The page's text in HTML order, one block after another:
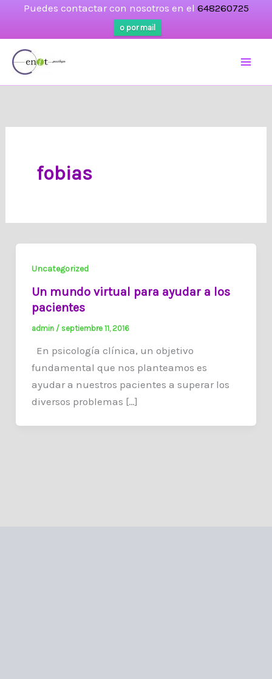
Puedes contactar con nosotros en el 648260725
o por mail
fobias
Uncategorized
Un mundo virtual para ayudar a los
pacientes
admin / septiembre 11, 2016
En psicología clínica, un objetivo
fundamental que nos planteamos es
ayudar a nuestros pacientes a superar los
diversos problemas […]